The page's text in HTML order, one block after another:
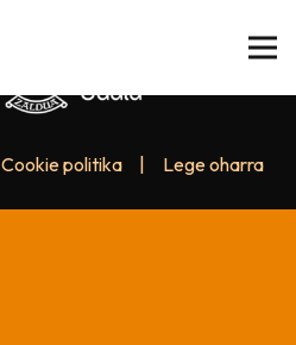
Cookie politika Lege oharra